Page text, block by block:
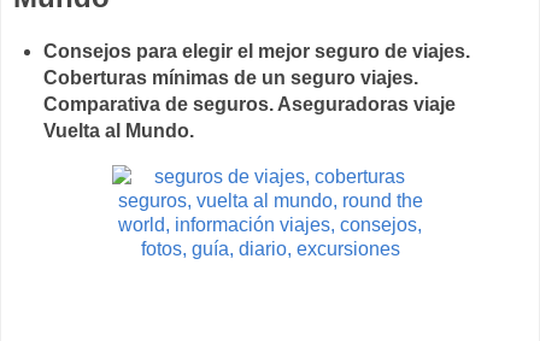
Consejos para elegir el mejor seguro de viajes.
Coberturas mínimas de un seguro viajes.
Comparativa de seguros. Aseguradoras viaje
Vuelta al Mundo.